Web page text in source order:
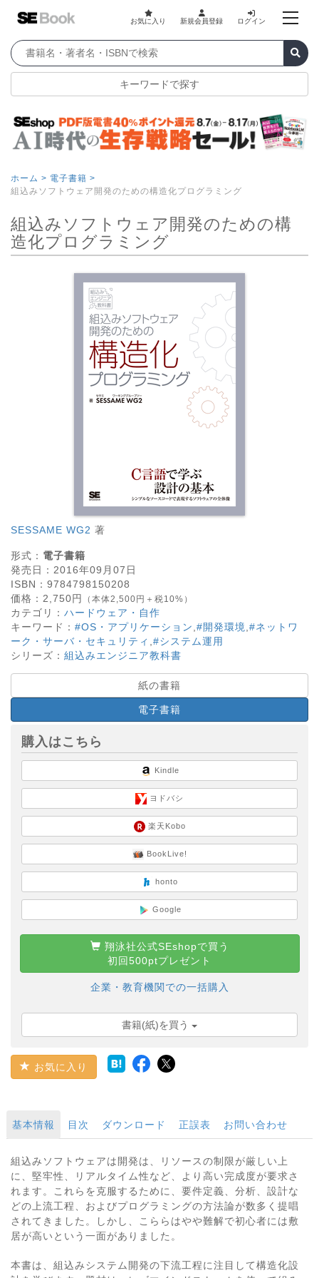
お気に入り 新規会員登録 ログイン
キーワードで探す
ホーム > 電子書籍 >
組込みソフトウェア開発のための構造化プログラミング
組込みソフトウェア開発のための構
造化プログラミング
SESSAME WG2 著
形式： 電子書籍
発売日： 2016年09月07日
ISBN： 9784798150208
価格： 2,750円 （本体2,500円＋税10%）
カテゴリ： ハードウェア・自作
キーワード： #OS・アプリケーション #開発環境 #ネットワ
ーク・サーバ・セキュリティ #システム運用
シリーズ： 組込みエンジニア教科書
紙の書籍
電子書籍
購入はこちら
Kindle
ヨドバシ
楽天Kobo
BookLive!
honto
Google
翔泳社公式SEshopで買う
初回500ptプレゼント
企業・教育機関での一括購入
書籍(紙)を買う
お気に入り
基本情報 目次 ダウンロード 正誤表 お問い合わせ
組込みソフトウェアは開発は、リソースの制限が厳しい上
に、堅牢性、リアルタイム性など、より高い完成度が要求さ
れます。これらを克服するために、要件定義、分析、設計な
どの上流工程、およびプログラミングの方法論が数多く提唱
されてきました。しかし、こららはやや難解で初心者には敷
居が高いという一面がありました。
本書は、組込みシステム開発の下流工程に注目して構造化設